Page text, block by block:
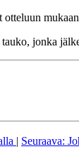
jonka
| Seuraava: